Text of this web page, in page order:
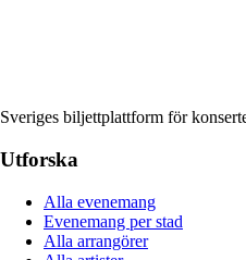
Sveriges biljettplattform för
Utforska
Alla evenemang
Evenemang per stad
Alla arrangörer